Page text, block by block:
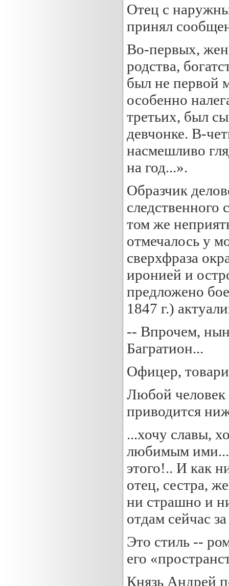
Отец с
принял
Во-первых,
родства,
был не первой
особенно
третьих, был
девчонке. В-
насмешливо
на год...».
Образчик
следственного
том же
отмечалось у
сверхфраза
иронией и
предложено
1847 г.)
-- Впрочем,
Багратион...
Офицер,
Любой человек
приводится
...хочу славы,
любимым ими...
этого!.. И как
отец, сестра,
ни страшно и
отдам сейчас
Это стиль --
его
Князь Андрей